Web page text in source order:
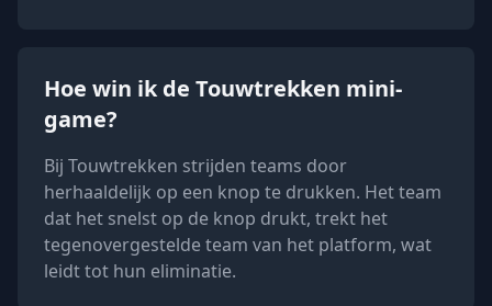
Hoe win ik de Touwtrekken mini-
game?
Bij Touwtrekken strijden teams door
herhaaldelijk op een knop te drukken. Het team
dat het snelst op de knop drukt, trekt het
tegenovergestelde team van het platform, wat
leidt tot hun eliminatie.